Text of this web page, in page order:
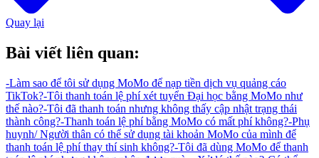
Quay lại
Bài viết liên quan:
-Làm sao để tôi sử dụng MoMo để nạp tiền dịch vụ quảng cáo
TikTok?-Tôi thanh toán lệ phí xét tuyển Đại học bằng MoMo như
thế nào?-Tôi đã thanh toán nhưng không thấy cập nhật trạng thái
thành công?-Thanh toán lệ phí bằng MoMo có mất phí không?-Phụ
huynh/ Người thân có thể sử dụng tài khoản MoMo của mình để
thanh toán lệ phí thay thí sinh không?-Tôi đã dùng MoMo để thanh